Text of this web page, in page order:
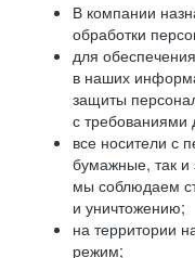
В компании
обработки
для
в наших
защиты
с требованиями
все носители с
бумажные, так и
мы соблюдаем
и уничтожению;
на территории
режим;